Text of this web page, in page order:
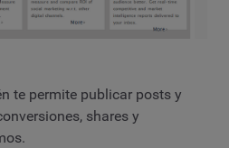
te permite publicar posts y
shares y